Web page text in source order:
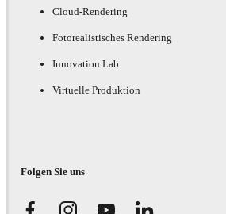
Cloud-Rendering
Fotorealistisches Rendering
Innovation Lab
Virtuelle Produktion
Folgen Sie uns